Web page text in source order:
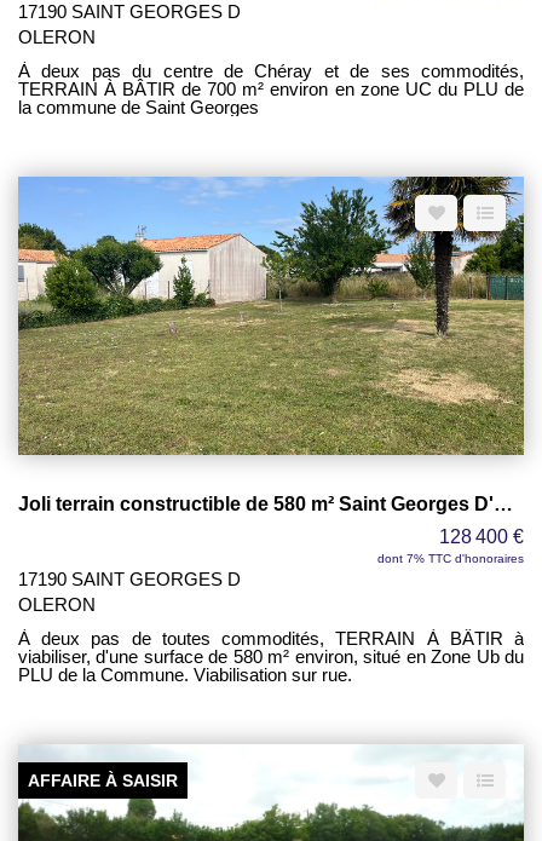
17190 SAINT GEORGES D
OLERON
À deux pas du centre de Chéray et de ses commodités,
TERRAIN À BÂTIR de 700 m² environ en zone UC du PLU de
la commune de Saint Georges
Joli terrain constructible de 580 m² Saint Georges D'Oléron
128 400 €
dont 7% TTC d'honoraires
17190 SAINT GEORGES D
OLERON
À deux pas de toutes commodités, TERRAIN À BÂTIR à
viabiliser, d'une surface de 580 m² environ, situé en Zone Ub du
PLU de la Commune. Viabilisation sur rue.
AFFAIRE À SAISIR